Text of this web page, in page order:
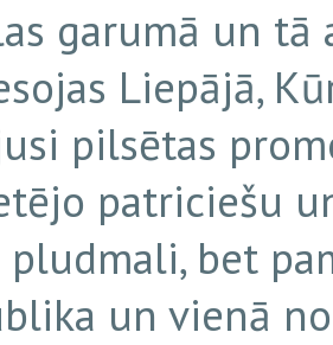
garumā un
Liepājā,
pilsētas
patriciešu
pludmali, bet
un vienā